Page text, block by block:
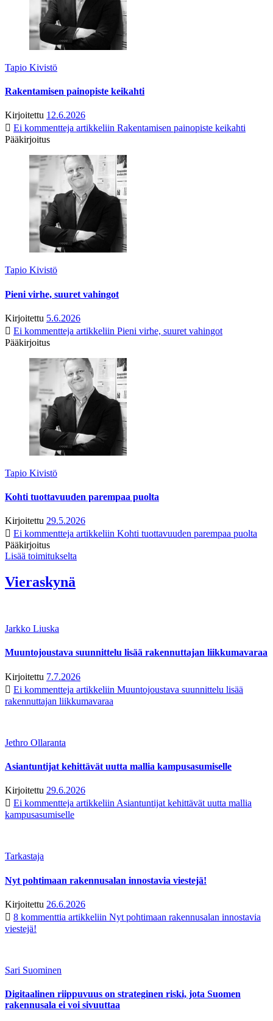
Tapio Kivistö
Rakentamisen painopiste keikahti
Kirjoitettu 12.6.2026
Ei kommentteja artikkeliin Rakentamisen painopiste keikahti
Pääkirjoitus
Tapio Kivistö
Pieni virhe, suuret vahingot
Kirjoitettu 5.6.2026
Ei kommentteja artikkeliin Pieni virhe, suuret vahingot
Pääkirjoitus
Tapio Kivistö
Kohti tuottavuuden parempaa puolta
Kirjoitettu 29.5.2026
Ei kommentteja artikkeliin Kohti tuottavuuden parempaa puolta
Pääkirjoitus
Lisää toimitukselta
Vieraskynä
Jarkko Liuska
Muuntojoustava suunnittelu lisää rakennuttajan liikkumavaraa
Kirjoitettu 7.7.2026
Ei kommentteja artikkeliin Muuntojoustava suunnittelu lisää
rakennuttajan liikkumavaraa
Jethro Ollaranta
Asiantuntijat kehittävät uutta mallia kampusasumiselle
Kirjoitettu 29.6.2026
Ei kommentteja artikkeliin Asiantuntijat kehittävät uutta mallia
kampusasumiselle
Tarkastaja
Nyt pohtimaan rakennusalan innostavia viestejä!
Kirjoitettu 26.6.2026
8 kommenttia artikkeliin Nyt pohtimaan rakennusalan innostavia
viestejä!
Sari Suominen
Digitaalinen riippuvuus on strateginen riski, jota Suomen
rakennusala ei voi sivuuttaa